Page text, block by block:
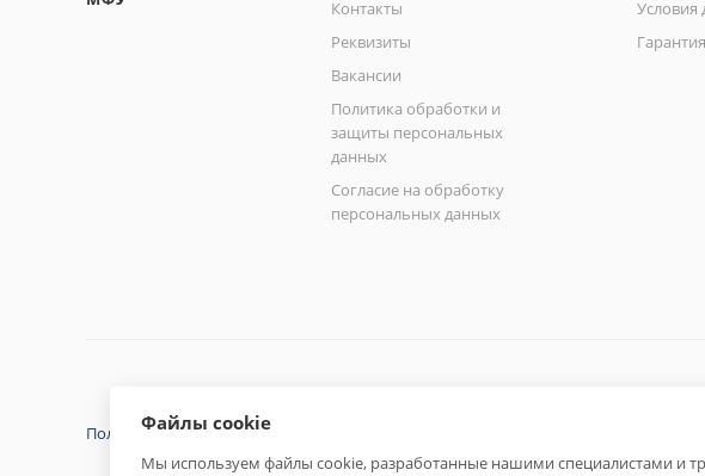
Контакты
Реквизиты
Вакансии
Политика обработки и
защиты персональных
данных
Согласие на обработку
персональных данных
Условия
Политика конфиденциальности
Файлы cookie
Мы используем файлы cookie, разработанные нашими специалистами и